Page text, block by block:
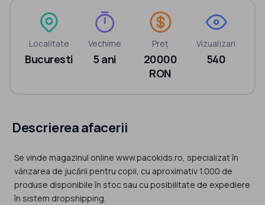
Localitate
Bucuresti
Vechime
5 ani
Preț
20000
RON
Vizualizari
540
Descrierea afacerii
Se vinde magazinul online www.pacokids.ro, specializat în
vânzarea de jucării pentru copii, cu aproximativ 1.000 de
produse disponibile în stoc sau cu posibilitate de expediere
în sistem dropshipping.